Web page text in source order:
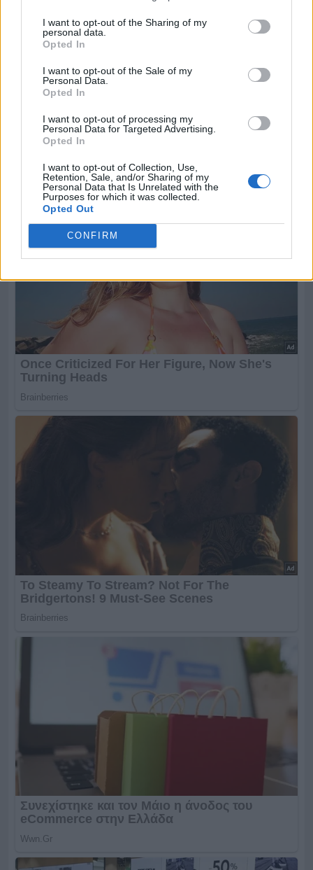
I want to opt-out of the Sharing of my
personal data.
Opted In
I want to opt-out of the Sale of my
Personal Data.
Opted In
I want to opt-out of processing my
Personal Data for Targeted Advertising.
Opted In
I want to opt-out of Collection, Use,
Retention, Sale, and/or Sharing of my
Personal Data that Is Unrelated with the
Purposes for which it was collected.
Opted Out
CONFIRM